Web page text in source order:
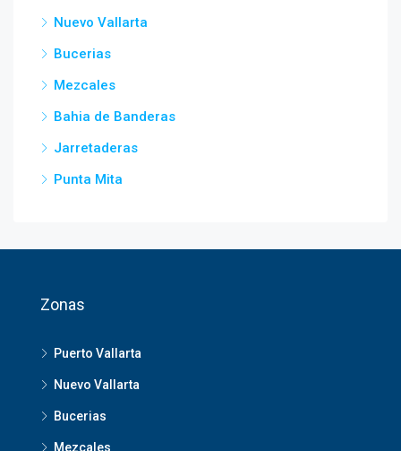
Nuevo Vallarta
Bucerias
Mezcales
Bahia de Banderas
Jarretaderas
Punta Mita
Zonas
Puerto Vallarta
Nuevo Vallarta
Bucerias
Mezcales